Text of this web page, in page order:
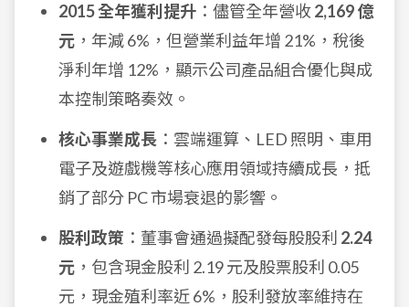
2015 全年獲利提升 ：儘管全年營收2,169 億
元 ，年減 6%，但營業利益年增 21%，稅後
淨利年增 12%，顯示公司產品組合優化與成
本控制策略奏效。
核心事業成長 ：雲端運算、LED 照明、車用
電子及遊戲機等核心應用領域持續成長，抵
銷了部分 PC 市場衰退的影響。
股利政策 ：董事會通過擬配發每股股利 2.24
元 ，包含現金股利 2.19 元及股票股利 0.05
元，現金殖利率近 6%，股利發放率維持在